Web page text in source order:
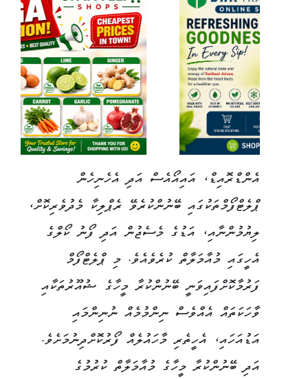
އެންޑްރޮއިޑް، އައިއޯއެސް އަދި އެހެނިހެން
ޕްލެޓްފޯމްތަކުގައި ބޭނުންކުރެވޭ ރެޕްލިކާ މެދުވެރިކޮށް،
ލިޔުމުންނާއި، އަޑުގެ މެސެޖުން އަދި ފޯނު ކޯލްގެ
އެހީގައި މުއާމަލާތް ކުރެވެއެވެ. މި ޕްލެޓްފޯމް
ފަރުމާކޮށްފައިވަނީ ބޭނުންކުރާ މީހާގެ ޝުއޫރުތަކާއި
ވާހަކަތައް އެއްވެސް ނިންމުމެއް ނުނިންމައި
އަޑުއަހައި، އެހީތެރި މާހައުލެއް ފޯރުކޮށްދިނުމަށެވެ.
އަދި ބޭނުންކުރާ މީހާގެ މުއާމަލާތް ކުރުމުގެ